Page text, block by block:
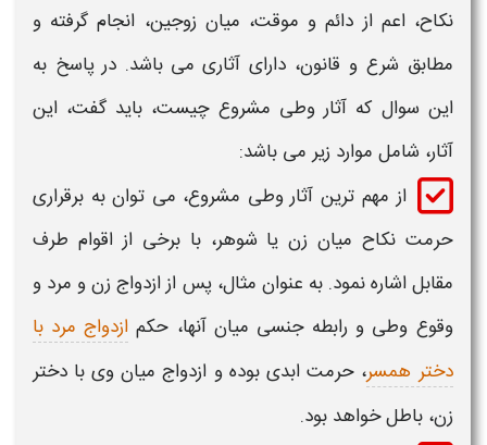
نکاح، اعم از دائم و موقت، میان زوجین، انجام گرفته و
مطابق شرع و قانون، دارای آثاری می باشد. در پاسخ به
این سوال که آثار وطی مشروع چیست، باید گفت، این
آثار، شامل موارد زیر می باشد:
از مهم ترین آثار وطی مشروع، می توان به برقراری
حرمت نکاح میان زن یا شوهر، با برخی از اقوام طرف
مقابل اشاره نمود. به عنوان مثال، پس از ازدواج زن و مرد و
وقوع وطی و رابطه جنسی میان آنها، حکم ازدواج مرد با
دختر همسر، حرمت ابدی بوده و ازدواج میان وی با دختر
زن، باطل خواهد بود.